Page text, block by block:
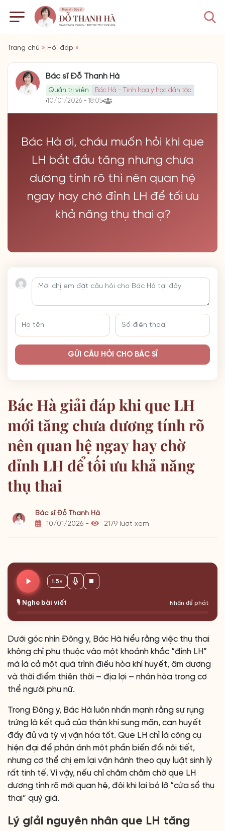
Trang chủ » Hỏi đáp »
Bác sĩ Đỗ Thanh Hà
Quản trị viên
Bác Hà - Tinh hoa y học dân tộc
10/01/2026 - 18:05
Bác Hà ơi, cháu muốn hỏi khi que
LH bắt đầu tăng nhưng chưa
dương tính rõ thì nên quan hệ
ngay hay chờ đỉnh LH để tối ưu
khả năng thụ thai ạ?
GỬI CÂU HỎI CHO BÁC SĨ
Bác Hà giải đáp khi que LH
mới tăng chưa dương tính rõ
nên quan hệ ngay hay chờ
đỉnh LH để tối ưu khả năng
thụ thai
Bác sĩ Đỗ Thanh Hà
10/01/2026 -
2179 lượt xem
🎙️ Nghe bài viết Nhấn để phát
1.5×
Dưới góc nhìn Đông y, Bác Hà hiểu rằng việc thụ thai
không chỉ phụ thuộc vào một khoảnh khắc “đỉnh LH”
mà là cả một quá trình điều hòa khí huyết, âm dương
và thời điểm thiên thời – địa lợi – nhân hòa trong cơ
thể người phụ nữ.
Trong Đông y, Bác Hà luôn nhấn mạnh rằng sự rụng
trứng là kết quả của thận khí sung mãn, can huyết
đầy đủ và tỳ vị vận hóa tốt. Que LH chỉ là công cụ
hiện đại để phản ánh một phần biến đổi nội tiết,
nhưng cơ thể chị em lại vận hành theo quy luật sinh lý
rất tinh tế. Vì vậy, nếu chỉ chăm chăm chờ que LH
dương tính rõ mới quan hệ, đôi khi lại bỏ lỡ “cửa sổ thụ
thai” quý giá.
Lý giải nguyên nhân que LH tăng